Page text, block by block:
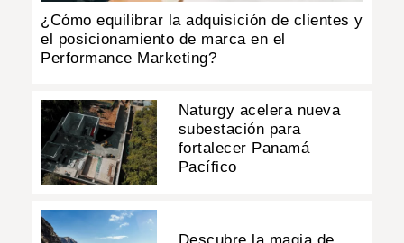
¿Cómo equilibrar la adquisición de clientes y
el posicionamiento de marca en el
Performance Marketing?
Naturgy acelera nueva
subestación para
fortalecer Panamá
Pacífico
Descubre la magia de